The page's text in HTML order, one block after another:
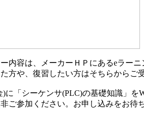
内容は、メーカーＨＰにあるeラー
方や、復習したい方はそちらからご
)に「シーケンサ(PLC)の基礎知識」を
ご参加ください。お申し込みをお待